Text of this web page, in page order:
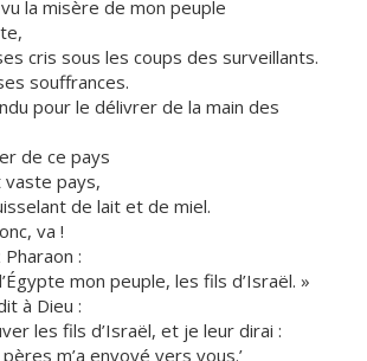
vu la misère de mon peuple
cris sous les coups des surveillants.
souffrances.
pour le délivrer de la main des
de ce pays
vaste pays,
de lait et de miel.
va !
Pharaon :
mon peuple, les fils d’Israël. »
à Dieu :
les fils d’Israël, et je leur dirai :
m’a envoyé vers vous.’